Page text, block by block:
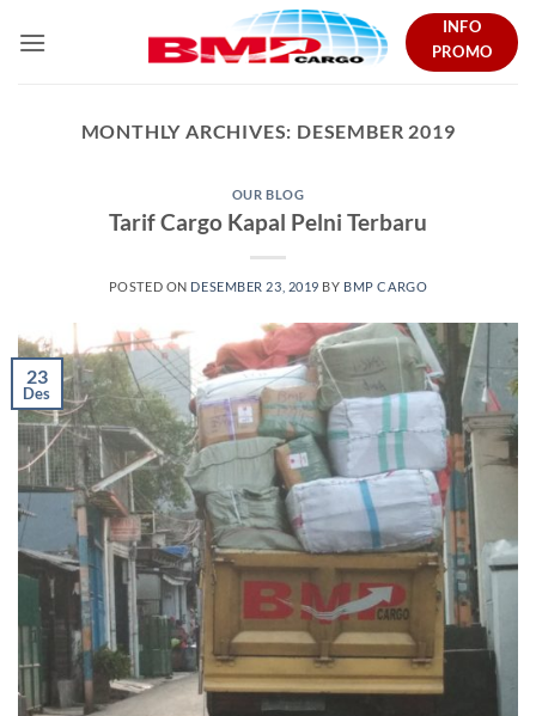
INFO
PROMO
MONTHLY ARCHIVES: DESEMBER 2019
OUR BLOG
Tarif Cargo Kapal Pelni Terbaru
POSTED ON DESEMBER 23, 2019 BY BMP CARGO
23
Des